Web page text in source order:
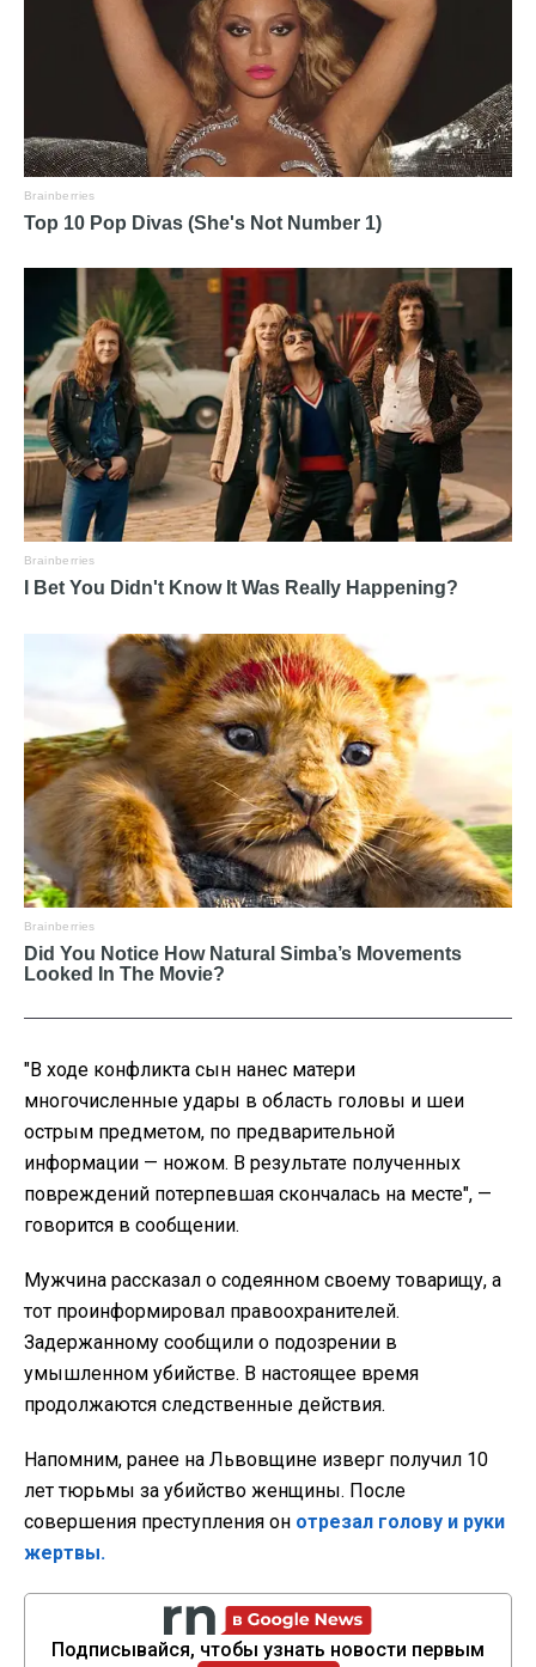
"В ходе конфликта сын нанес матери
многочисленные удары в область головы и шеи
острым предметом, по предварительной
информации — ножом. В результате полученных
повреждений потерпевшая скончалась на месте", —
говорится в сообщении.
Мужчина рассказал о содеянном своему товарищу, а
тот проинформировал правоохранителей.
Задержанному сообщили о подозрении в
умышленном убийстве. В настоящее время
продолжаются следственные действия.
Напомним, ранее на Львовщине изверг получил 10
лет тюрьмы за убийство женщины. После
совершения преступления он отрезал голову и руки
жертвы.
Подписывайся, чтобы узнать новости первым